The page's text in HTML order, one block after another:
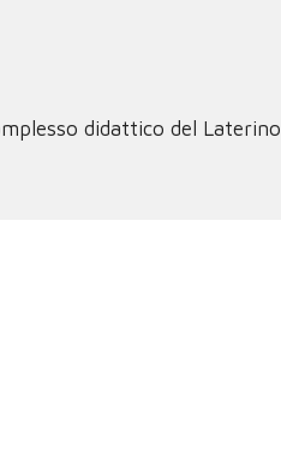
didattico del Laterino